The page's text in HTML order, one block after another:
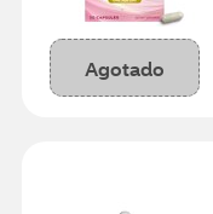
Agotado